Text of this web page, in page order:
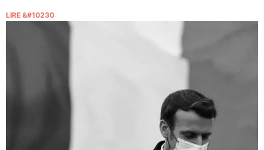
LIRE &#10230